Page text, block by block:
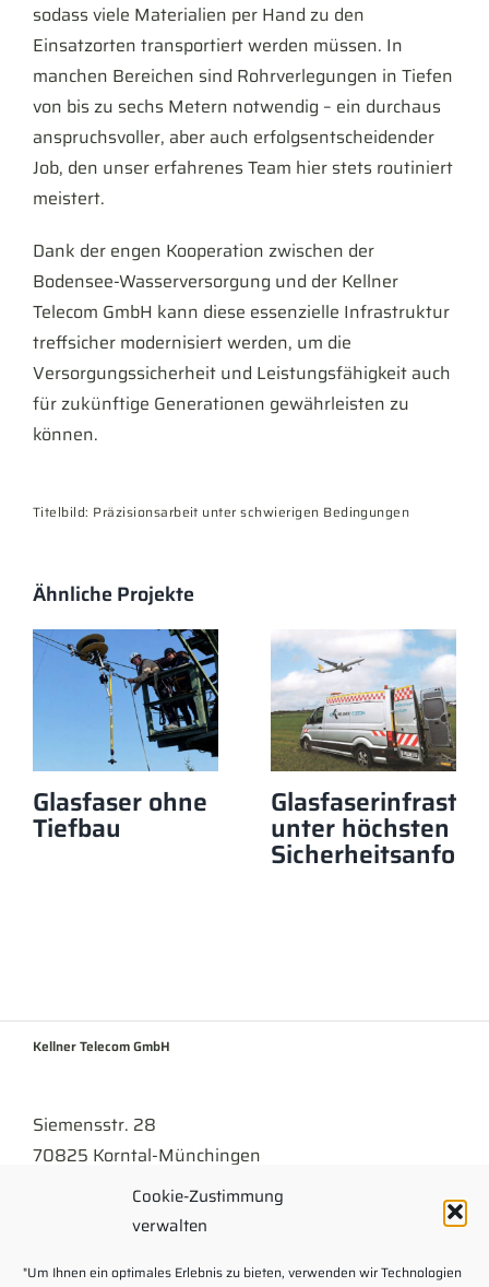
Cookie-Zustimmung
verwalten
"Um Ihnen ein optimales Erlebnis zu bieten, verwenden wir Technologien
sodass viele Materialien per Hand zu den
Einsatzorten transportiert werden müssen. In
manchen Bereichen sind Rohrverlegungen in Tiefen
von bis zu sechs Metern notwendig – ein durchaus
anspruchsvoller, aber auch erfolgsentscheidender
Job, den unser erfahrenes Team hier stets routiniert
meistert.
Dank der engen Kooperation zwischen der
Bodensee-Wasserversorgung und der Kellner
Telecom GmbH kann diese essenzielle Infrastruktur
treffsicher modernisiert werden, um die
Versorgungssicherheit und Leistungsfähigkeit auch
für zukünftige Generationen gewährleisten zu
können.
Titelbild: Präzisionsarbeit unter schwierigen Bedingungen
Ähnliche Projekte
Glasfaser ohne
Tiefbau unter höchsten
Kellner Telecom GmbH
Siemensstr. 28
70825 Korntal-Münchingen
07150 . 9430-300